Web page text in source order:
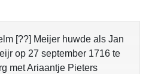
opgelost
[??] Meijer huwde als Jan
op 27 september 1716 te
met Ariaantje Pieters